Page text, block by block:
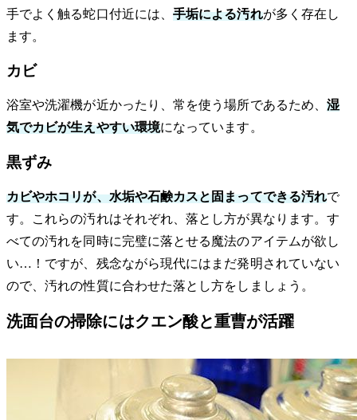
手でよく触る蛇口付近には、手垢による汚れが多く存在し
ます。
カビ
浴室や洗濯機が近かったり、常を使う場所であるため、 湿
気でカビが生えやすい環境になっています。
黒ずみ
カビやホコリが、水垢や石鹸カスと固まってできる汚れで
す。これらの汚れはそれぞれ、落とし方が異なります。す
べての汚れを同時に完璧に落とせる魔法のアイテムが欲し
い…！ですが、残念ながら現代にはまだ発明されていない
ので、汚れの性質に合わせた落とし方をしましょう。
洗面台の掃除にはクエン酸と重曹が活躍